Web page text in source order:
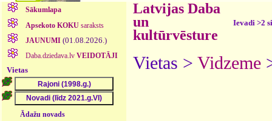
Sākumlapa
Apsekoto KOKUsaraksts
JAUNUMI (01.08.2026.)
Daba.dziedava.lv VEIDOTĀJI
Vietas
Ādažu novads
Latvijas Daba
un
kultūrvēsture
Ievadi >2
Vietas > Vidzeme